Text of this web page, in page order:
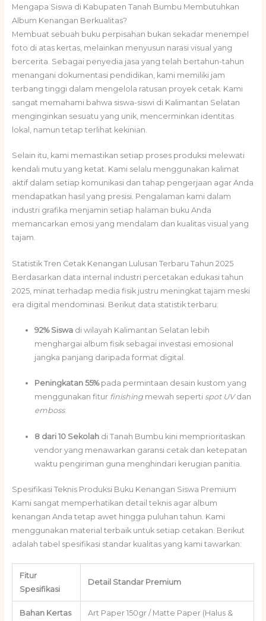
Mengapa Siswa di Kabupaten Tanah Bumbu Membutuhkan
Album Kenangan Berkualitas?
Membuat sebuah buku perpisahan bukan sekadar menempel
foto di atas kertas, melainkan menyusun narasi visual yang
bercerita. Sebagai penyedia jasa yang telah bertahun-tahun
menangani dokumentasi pendidikan, kami memiliki jam
terbang tinggi dalam mengelola ratusan proyek cetak. Kami
sangat memahami bahwa siswa-siswi di Kalimantan Selatan
menginginkan sesuatu yang unik, mencerminkan identitas
lokal, namun tetap terlihat kekinian.
Selain itu, kami memastikan setiap proses produksi melewati
kendali mutu yang ketat. Kami selalu menggunakan kalimat
aktif dalam setiap komunikasi dan tahap pengerjaan agar Anda
mendapatkan hasil yang presisi. Pengalaman kami dalam
industri grafika menjamin setiap halaman buku Anda
memancarkan emosi yang mendalam dan kualitas visual yang
tajam.
Statistik Tren Cetak Kenangan Lulusan Terbaru Tahun 2025
Berdasarkan data internal industri percetakan edukasi tahun
2025, minat terhadap media fisik justru meningkat tajam meski
era digital mendominasi. Berikut data statistik terbaru:
92% Siswadi wilayah Kalimantan Selatan lebih
menghargai album fisik sebagai investasi emosional
jangka panjang daripada format digital.
Peningkatan 55%pada permintaan desain kustom yang
menggunakan fitur finishingmewah seperti spot UVdan
emboss.
8 dari 10 Sekolahdi Tanah Bumbu kini memprioritaskan
vendor yang menawarkan garansi cetak dan ketepatan
waktu pengiriman guna menghindari kerugian panitia.
Spesifikasi Teknis Produksi Buku Kenangan Siswa Premium
Kami sangat memperhatikan detail teknis agar album
kenangan Anda tetap awet hingga puluhan tahun. Kami
menggunakan material terbaik untuk setiap cetakan. Berikut
adalah tabel spesifikasi standar kualitas yang kami tawarkan:
Fitur
Spesifikasi
Detail Standar Premium
Bahan Kertas
Art Paper 150gr / Matte Paper (Halus &